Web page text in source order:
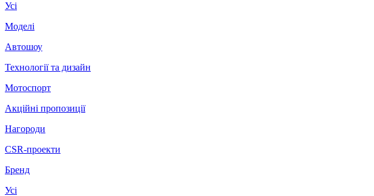
Усі
Моделі
Автошоу
Технології та дизайн
Мотоспорт
Акційні пропозиції
Нагороди
CSR-проекти
Бренд
Усі